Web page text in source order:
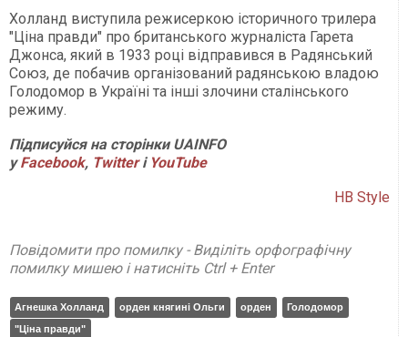
Холланд виступила режисеркою історичного трилера
"Ціна правди" про британського журналіста Гарета
Джонса, який в 1933 році відправився в Радянський
Союз, де побачив організований радянською владою
Голодомор в Україні та інші злочини сталінського
режиму.
Підписуйся на сторінки UAINFO
уFacebook, Twitter і YouTube
НВ Style
Повідомити про помилку - Виділіть орфографічну
помилку мишею і натисніть Ctrl + Enter
Агнешка Холланд орден княгині Ольги орден
Голодомор
"Ціна правди"